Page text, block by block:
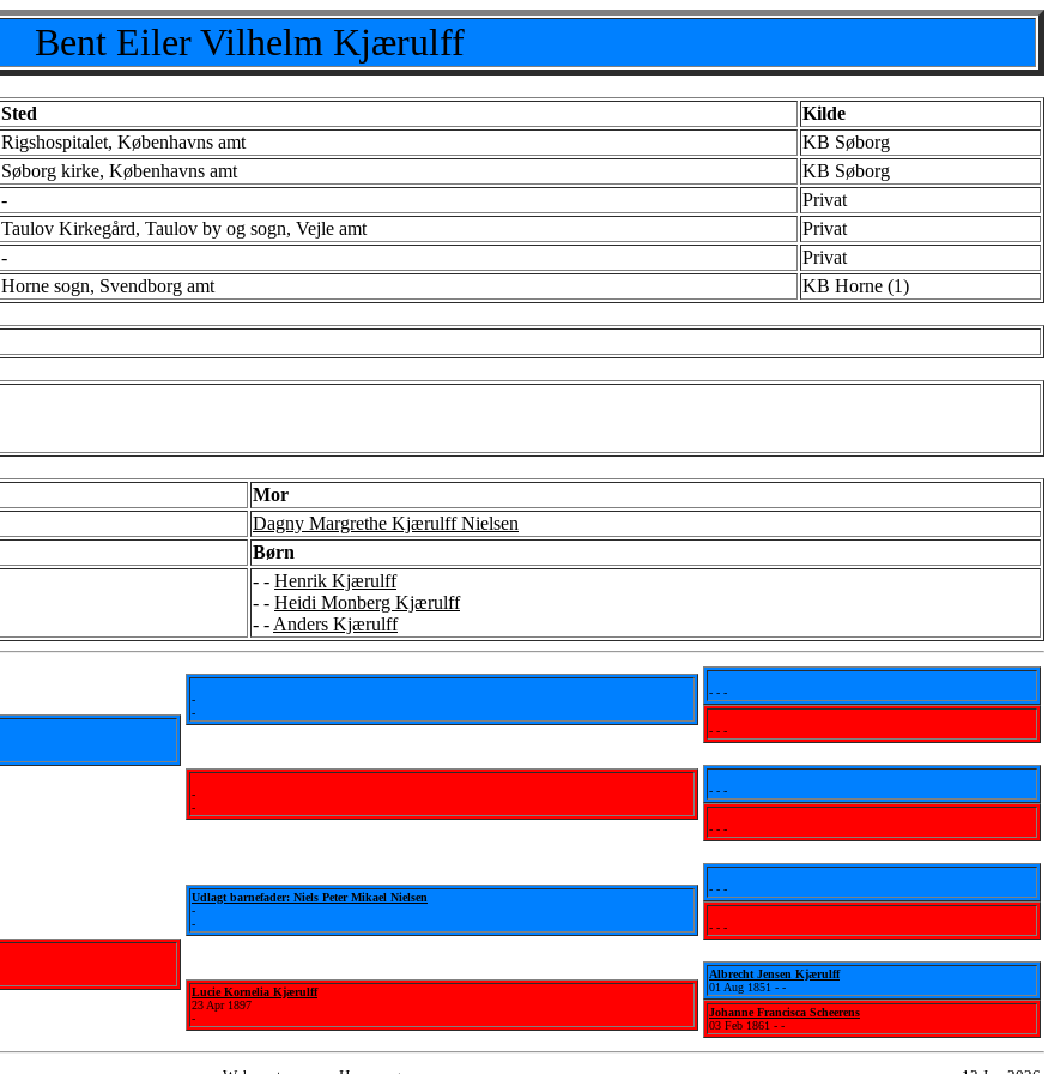
Bent Eiler Vilhelm Kjærulff
Sted
Kilde
Rigshospitalet, Københavns amt
KB Søborg
Søborg kirke, Københavns amt
KB Søborg
-
Privat
Taulov Kirkegård, Taulov by og sogn, Vejle amt
Privat
-
Privat
Horne sogn, Svendborg amt KB Horne (1)
Mor
Dagny Margrethe Kjærulff Nielsen
Børn
- - Henrik Kjærulff
- - Heidi Monberg Kjærulff
- - Anders Kjærulff
-
-
-
-
Udlagt barnefader: Niels Peter Mikael Nielsen
-
-
Lucie Kornelia Kjærulff
23 Apr 1897
-
- - -
- - -
- - -
- - -
- - -
- - -
Albrecht Jensen Kjærulff
01 Aug 1851 - -
Johanne Francisca Scheerens
03 Feb 1861 - -